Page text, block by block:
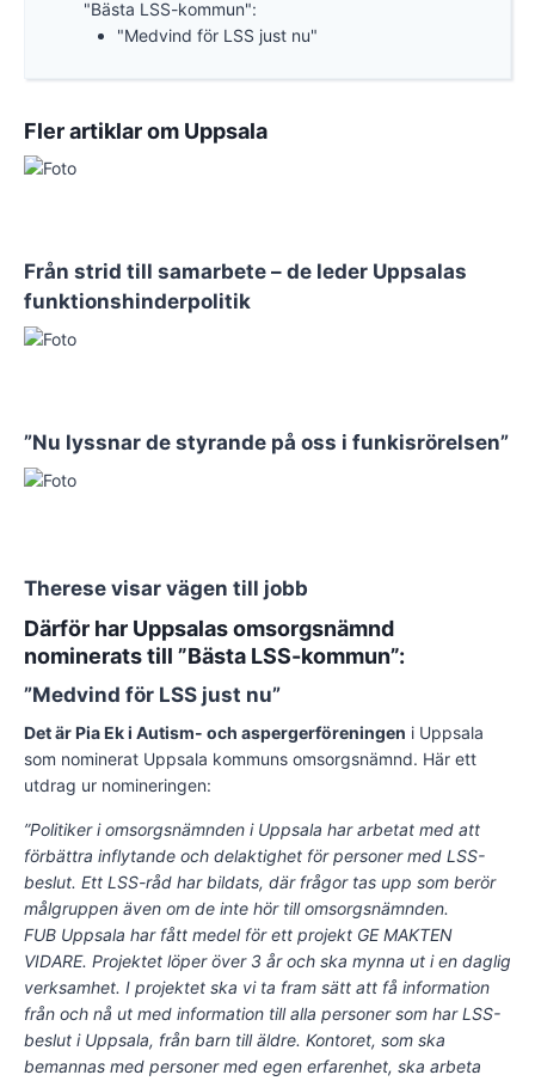
"Bästa LSS-kommun":
"Medvind för LSS just nu"
Fler artiklar om Uppsala
Från strid till samarbete – de leder Uppsalas
funktionshinderpolitik
”Nu lyssnar de styrande på oss i funkisrörelsen”
Therese visar vägen till jobb
Därför har Uppsalas omsorgsnämnd
nominerats till ”Bästa LSS-kommun”:
”Medvind för LSS just nu”
Det är Pia Ek i Autism- och aspergerföreningen i Uppsala
som nominerat Uppsala kommuns omsorgsnämnd. Här ett
utdrag ur nomineringen:
”Politiker i omsorgsnämnden i Uppsala har arbetat med att
förbättra inflytande och delaktighet för personer med LSS-
beslut. Ett LSS-råd har bildats, där frågor tas upp som berör
målgruppen även om de inte hör till omsorgsnämnden.
FUB Uppsala har fått medel för ett projekt GE MAKTEN
VIDARE. Projektet löper över 3 år och ska mynna ut i en daglig
verksamhet. I projektet ska vi ta fram sätt att få information
från och nå ut med information till alla personer som har LSS-
beslut i Uppsala, från barn till äldre. Kontoret, som ska
bemannas med personer med egen erfarenhet, ska arbeta